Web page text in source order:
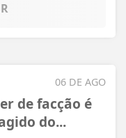
06 DE AGO
de facção é
do...